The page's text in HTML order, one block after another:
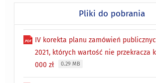
Pliki do pobrania
IV korekta planu zamówień
2021, których wartość nie przekracza
000 zł
0.29 MB